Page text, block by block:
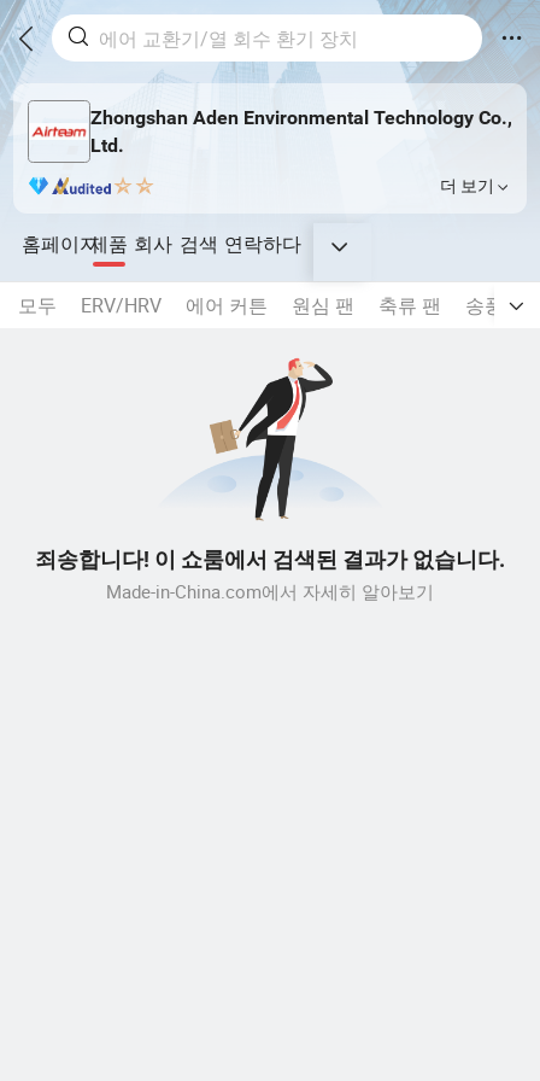
Zhongshan Aden Environmental Technology Co.,
Ltd.
더 보기
홈페이지제품 회사 검색 연락하다
모두 ERV/HRV 에어 커튼 원심 팬 축류 팬 송풍기
죄송합니다! 이 쇼룸에서 검색된 결과가 없습니다.
Made-in-China.com에서 자세히 알아보기